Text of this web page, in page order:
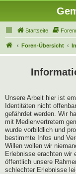
Startseite
Foren-Übersicht
Unsere Arbeit hier ist
Identitäten nicht
gefährdet werden. Wir
mit Medienvertretern
wurde vorbildlich und
bestimmte Infos und
Willen wollen wir
Erlebnisse erachten wir
öffentlich unsere
schlechter Erlebnisse